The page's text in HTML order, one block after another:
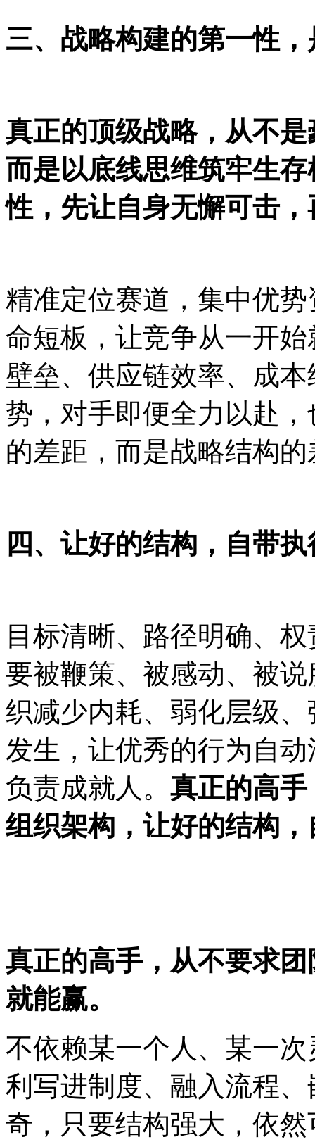
三、 战略构建的第一性
真正的顶级战略，从不
而是以底线思维筑牢生
性，先让自身无懈可击
精准定位赛道，集中优
命短板，让竞争从一开
壁垒、供应链效率、成
势，对手即便全力以赴
的差距，而是战略结构的
四、让好的结构，自带执
目标清晰、路径明确、
要被鞭策、被感动、被
织减少内耗、弱化层级
发生，让优秀的行为自
负责成就人。 真正的高
组织架构 ， 让好的结构
真正的高手，从不要求
就能赢。
不依赖某一个人、某一
利写进制度、融入流程
奇，只要结构强大，依